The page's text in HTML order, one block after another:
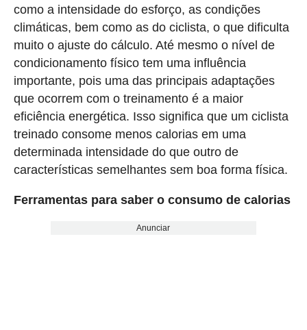
como a intensidade do esforço, as condições
climáticas, bem como as do ciclista, o que dificulta
muito o ajuste do cálculo. Até mesmo o nível de
condicionamento físico tem uma influência
importante, pois uma das principais adaptações
que ocorrem com o treinamento é a maior
eficiência energética. Isso significa que um ciclista
treinado consome menos calorias em uma
determinada intensidade do que outro de
características semelhantes sem boa forma física.
Ferramentas para saber o consumo de calorias
Anunciar